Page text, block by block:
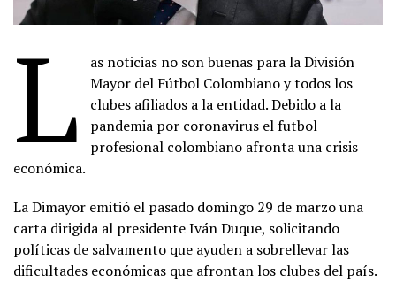
L
as noticias no son buenas para la División
Mayor del Fútbol Colombiano y todos los
clubes afiliados a la entidad. Debido a la
pandemia por coronavirus el futbol
profesional colombiano afronta una crisis
económica.
La Dimayor emitió el pasado domingo 29 de marzo una
carta dirigida al presidente Iván Duque, solicitando
políticas de salvamento que ayuden a sobrellevar las
dificultades económicas que afrontan los clubes del país.